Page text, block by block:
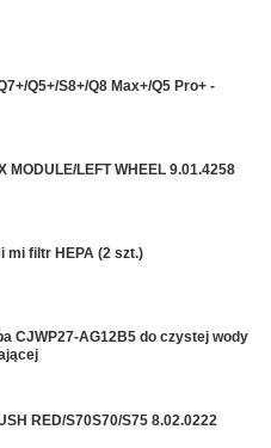
Q5+/S8+/Q8 Max+/Q5 Pro+ -
MODULE/LEFT WHEEL 9.01.4258
mi filtr HEPA (2 szt.)
CJWP27-AG12B5 do czystej wody
RED/S70S70/S75 8.02.0222